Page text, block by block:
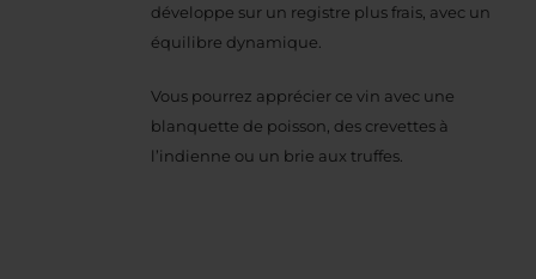
développe sur un registre plus frais, avec un
équilibre dynamique.
Vous pourrez apprécier ce vin avec une
blanquette de poisson, des crevettes à
l’indienne ou un brie aux truffes.